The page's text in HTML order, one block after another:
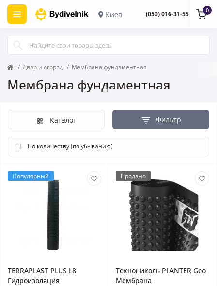
Киев (050) 016-31-55 0
Двор и огород Мембрана фундаментная
Мембрана фундаментная
Фильтр
Каталог
Популярный
TERRAPLAST PLUS L8
Гидроизоляция
Продано
Технониколь PLANTER Geo
Мембрана